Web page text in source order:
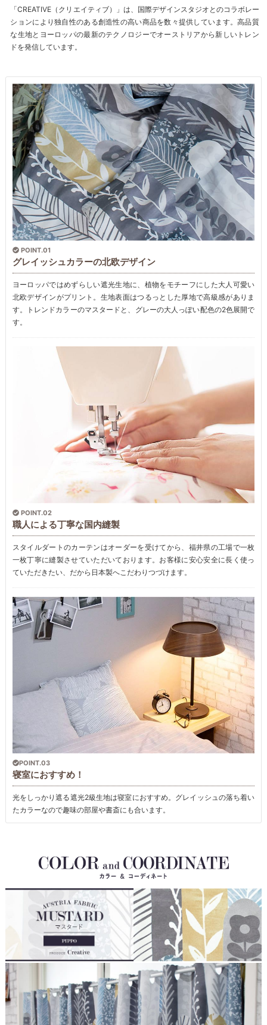
「CREATIVE（クリエイティブ）」は、国際デザインスタジオとのコラボレー
ションにより独自性のある創造性の高い商品を数々提供しています。高品質
な生地とヨーロッパの最新のテクノロジーでオーストリアから新しいトレン
ドを発信しています。
POINT.01
グレイッシュカラーの北欧デザイン
ヨーロッパではめずらしい遮光生地に、植物をモチーフにした大人可愛い
北欧デザインがプリント。生地表面はつるっとした厚地で高級感がありま
す。トレンドカラーのマスタードと、グレーの大人っぽい配色の2色展開で
す。
POINT.02
職人による丁寧な国内縫製
スタイルダートのカーテンはオーダーを受けてから、福井県の工場で一枚
一枚丁寧に縫製させていただいております。お客様に安心安全に長く使っ
ていただきたい、だから日本製へこだわりつづけます。
POINT.03
寝室におすすめ！
光をしっかり遮る遮光2級生地は寝室におすすめ。グレイッシュの落ち着い
たカラーなので趣味の部屋や書斎にも合います。